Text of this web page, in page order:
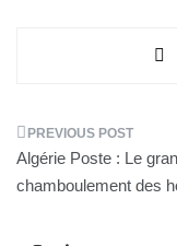
Navigation
de
Algérie Poste : Le
chamboulement des